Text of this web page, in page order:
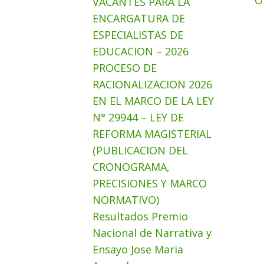
ENCARGATURA DE
ESPECIALISTAS DE
EDUCACION – 2026
PROCESO DE
RACIONALIZACION 2026
EN EL MARCO DE LA LEY
N° 29944 – LEY DE
REFORMA MAGISTERIAL
(PUBLICACION DEL
CRONOGRAMA,
PRECISIONES Y MARCO
NORMATIVO)
Resultados Premio
Nacional de Narrativa y
Ensayo Jose Maria